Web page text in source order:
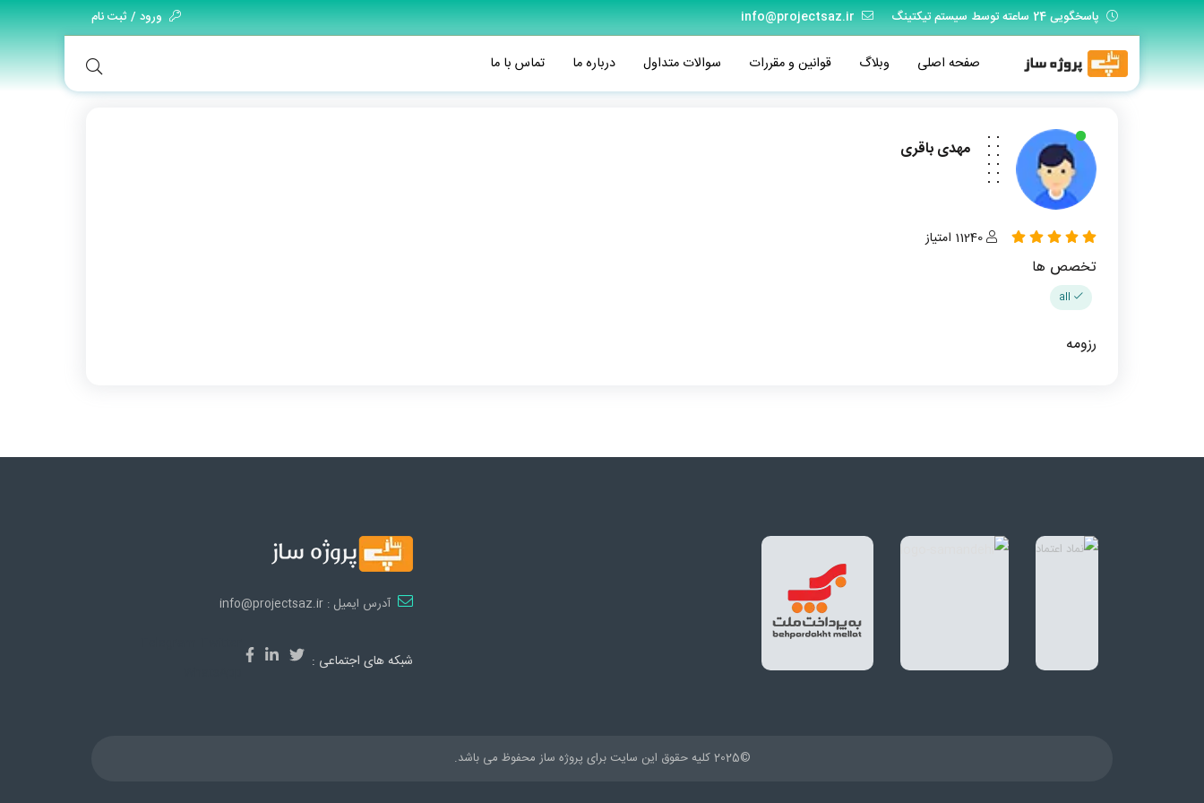
پاسخگویی 24 ساعته توسط سیستم تیکتینگ info@projectsaz.ir ورود / ثبت نام
صفحه اصلی وبلاگ قوانین و مقررات سوالات متداول درباره ما تماس با ما
مهدی باقری
11240 امتیاز
تخصص ها
all
رزومه
آدرس ایمیل : info@projectsaz.ir
شبکه های اجتماعی :
©2025 کلیه حقوق این سایت برای پروژه ساز محفوظ می باشد.